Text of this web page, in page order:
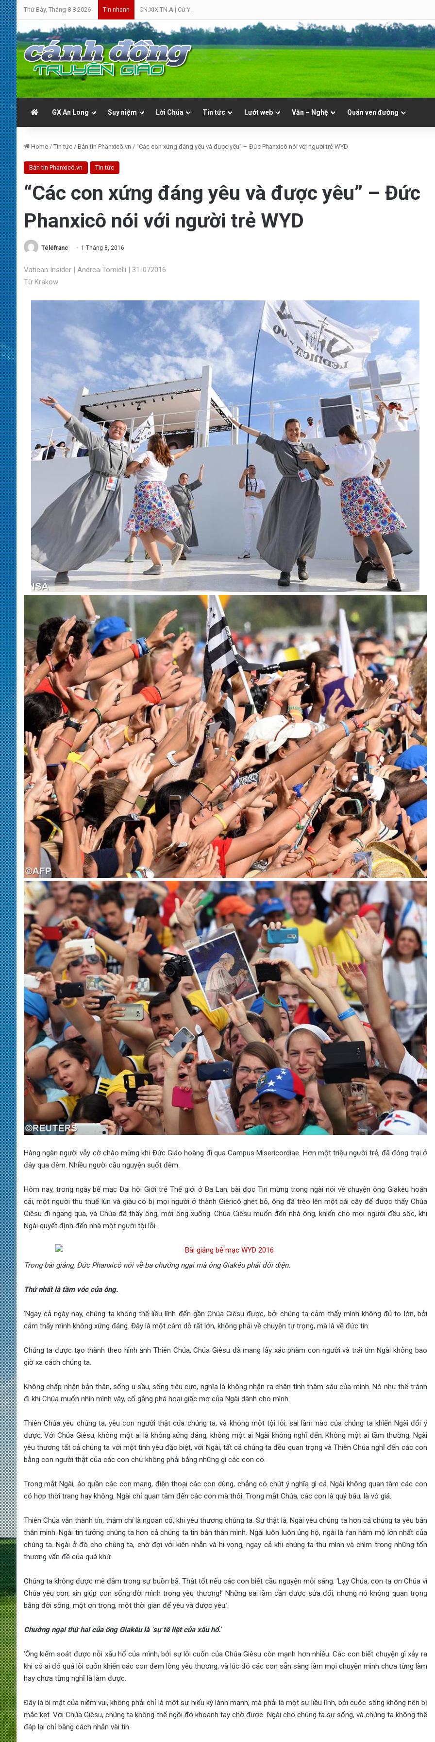
Thứ Bảy, Tháng 8 8 2026 Tin nhanh CN.XIX.TN.A | Cứ Yên Tâm | NVT
GX An Long Suy niệm Lời Chúa Tin tức Lướt web Văn – Nghệ Quán ven đường
Home / Tin tức / Bản tin Phanxicô.vn / “Các con xứng đáng yêu và được yêu” – Đức Phanxicô nói với người trẻ WYD
Bản tin Phanxicô.vn Tin tức
“Các con xứng đáng yêu và được yêu” – Đức
Phanxicô nói với người trẻ WYD
Téléfranc 1 Tháng 8, 2016
Vatican Insider | Andrea Tornielli | 31-072016
Từ Krakow
Hàng ngàn người vẫy cờ chào mừng khi Đức Giáo hoàng đi qua Campus Misericordiae. Hơn một triệu người trẻ, đã đóng trại ở
đây qua đêm. Nhiều người cầu nguyện suốt đêm.
Hôm nay, trong ngày bế mạc Đại hội Giới trẻ Thế giới ở Ba Lan, bài đọc Tin mừng trong ngài nói về chuyện ông Giakêu hoán
cải, một người thu thuế lùn và giàu có bị mọi người ở thành Giêricô ghét bỏ, ông đã trèo lên một cái cây để được thấy Chúa
Giêsu đi ngang qua, và Chúa đã thấy ông, mời ông xuống. Chúa Giêsu muốn đến nhà ông, khiến cho mọi người đều sốc, khi
Ngài quyết định đến nhà một người tội lỗi.
Trong bài giảng, Đức Phanxicô nói về ba chướng ngại mà ông Giakêu phải đối diện.
Thứ nhất là tầm vóc của ông.
‘Ngay cả ngày nay, chúng ta không thể liều lĩnh đến gần Chúa Giêsu được, bởi chúng ta cảm thấy mình không đủ to lớn, bởi
cảm thấy mình không xứng đáng. Đây là một cám dỗ rất lớn, không phải về chuyện tự trọng, mà là về đức tin.
Chúng ta được tạo thành theo hình ảnh Thiên Chúa, Chúa Giêsu đã mang lấy xác phàm con người và trái tim Ngài không bao
giờ xa cách chúng ta.
Không chấp nhận bản thân, sống u sầu, sống tiêu cực, nghĩa là không nhận ra chân tính thâm sâu của mình. Nó như thể tránh
đi khi Chúa muốn nhìn mình vậy, cố gắng phá hoại giấc mơ của Ngài dành cho mình.
Thiên Chúa yêu chúng ta, yêu con người thật của chúng ta, và không một tội lỗi, sai lầm nào của chúng ta khiến Ngài đổi ý
được. Với Chúa Giêsu, không một ai là không xứng đáng, không một ai Ngài không nghĩ đến. Không một ai tầm thường. Ngài
yêu thương tất cả chúng ta với một tình yêu đặc biệt, với Ngài, tất cả chúng ta đều quan trọng và Thiên Chúa nghĩ đến các con
bằng con người thật của các con chứ không phải bằng những gì các con có.
Trong mắt Ngài, áo quần các con mang, điện thoại các con dùng, chẳng có chút ý nghĩa gì cả. Ngài không quan tâm các con
có hợp thời trang hay không. Ngài chỉ quan tâm đến các con mà thôi. Trong mắt Chúa, các con là quý báu, là vô giá.
Thiên Chúa vẫn thành tín, thậm chí là ngoan cố, khi yêu thương chúng ta. Sự thật là, Ngài yêu chúng ta hơn cả chúng ta yêu bản
thân mình. Ngài tin tưởng chúng ta hơn cả chúng ta tin bản thân mình. Ngài luôn luôn ủng hộ, ngài là fan hâm mộ lớn nhất của
chúng ta. Ngài ở đó cho chúng ta, chờ đợi với kiên nhẫn và hi vọng, ngay cả khi chúng ta thu mình và chìm trong những tổn
thương vấn đề của quá khứ.
Chúng ta không được mê đắm trong sự buồn bã. Thật tốt nếu các con biết cầu nguyện mỗi sáng. ‘Lạy Chúa, con tạ ơn Chúa vì
Chúa yêu con, xin giúp con sống đời mình trong yêu thương!’ Những sai lầm cần được sửa đổi, nhưng nó không quan trọng
bằng đời sống, một ơn trọng, một thời gian để yêu và được yêu.’
Chướng ngại thứ hai của ông Giakêu là ‘sự tê liệt của xấu hổ.’
‘Ông kiểm soát được nỗi xấu hổ của mình, bởi sự lôi cuốn của Chúa Giêsu còn mạnh hơn nhiều. Các con biết chuyện gì xảy ra
khi có ai đó quá lôi cuốn khiến các con đem lòng yêu thương, và lúc đó các con sẵn sàng làm mọi chuyện mình chưa từng làm
hay chưa từng nghĩ là làm được.
Đây là bí mật của niềm vui, không phải chỉ là một sự hiếu kỳ lành mạnh, mà phải là một sự liều lĩnh, bởi cuộc sống không nên bị
mắc kẹt. Với Chúa Giêsu, chúng ta không thể ngồi đó khoanh tay chờ được. Ngài cho chúng ta sự sống, và chúng ta không thể
đáp lại chỉ bằng cách nhắn vài tin.